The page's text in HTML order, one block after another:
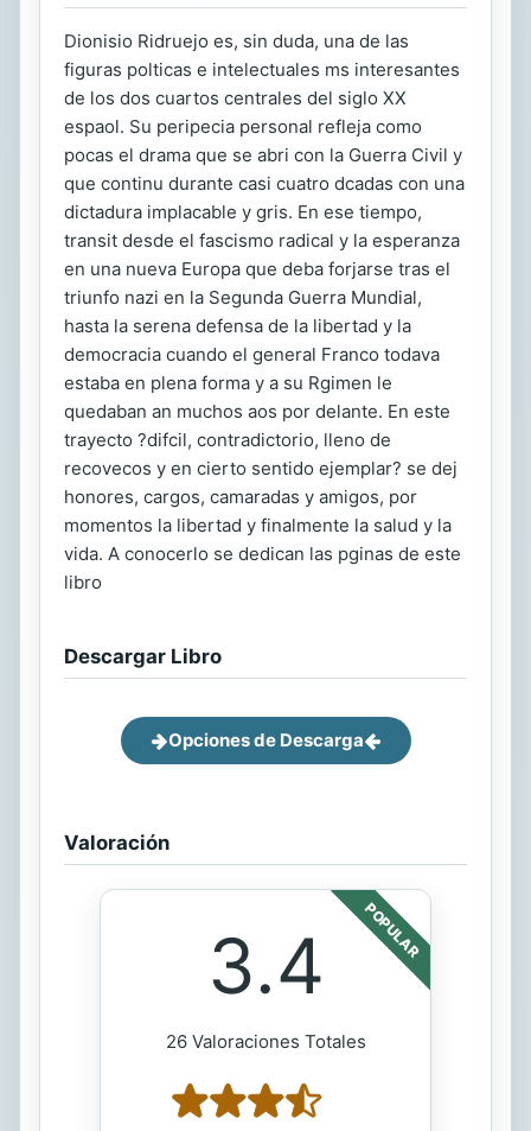
Dionisio Ridruejo es, sin duda, una de las
figuras polticas e intelectuales ms interesantes
de los dos cuartos centrales del siglo XX
espaol. Su peripecia personal refleja como
pocas el drama que se abri con la Guerra Civil y
que continu durante casi cuatro dcadas con una
dictadura implacable y gris. En ese tiempo,
transit desde el fascismo radical y la esperanza
en una nueva Europa que deba forjarse tras el
triunfo nazi en la Segunda Guerra Mundial,
hasta la serena defensa de la libertad y la
democracia cuando el general Franco todava
estaba en plena forma y a su Rgimen le
quedaban an muchos aos por delante. En este
trayecto ?difcil, contradictorio, lleno de
recovecos y en cierto sentido ejemplar? se dej
honores, cargos, camaradas y amigos, por
momentos la libertad y finalmente la salud y la
vida. A conocerlo se dedican las pginas de este
libro
Descargar Libro
Opciones de Descarga
Valoración
POPULAR
3.4
26 Valoraciones Totales